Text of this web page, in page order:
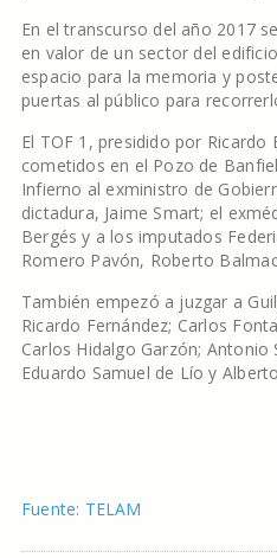
En el transcurso del año 2017
en valor de un sector del
espacio para la memoria y
puertas al público para
El TOF 1, presidido por
cometidos en el Pozo de
Infierno al exministro de
dictadura, Jaime Smart; el
Bergés y a los imputados
Romero Pavón, Roberto
También empezó a juzgar a
Ricardo Fernández; Carlos
Carlos Hidalgo Garzón; Antonio
Eduardo Samuel de Lío y
Fuente: TELAM